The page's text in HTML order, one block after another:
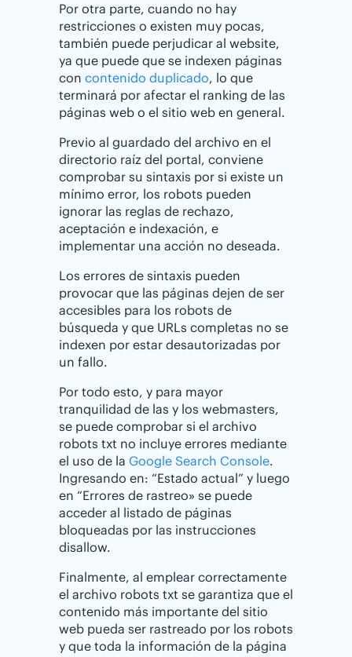
Por otra parte, cuando no hay
restricciones o existen muy pocas,
también puede perjudicar al website,
ya que puede que se indexen páginas
con contenido duplicado, lo que
terminará por afectar el ranking de las
páginas web o el sitio web en general.
Previo al guardado del archivo en el
directorio raíz del portal, conviene
comprobar su sintaxis por si existe un
mínimo error, los robots pueden
ignorar las reglas de rechazo,
aceptación e indexación, e
implementar una acción no deseada.
Los errores de sintaxis pueden
provocar que las páginas dejen de ser
accesibles para los robots de
búsqueda y que URLs completas no se
indexen por estar desautorizadas por
un fallo.
Por todo esto, y para mayor
tranquilidad de las y los webmasters,
se puede comprobar si el archivo
robots txt no incluye errores mediante
el uso de la Google Search Console.
Ingresando en: “Estado actual” y luego
en “Errores de rastreo» se puede
acceder al listado de páginas
bloqueadas por las instrucciones
disallow.
Finalmente, al emplear correctamente
el archivo robots txt se garantiza que el
contenido más importante del sitio
web pueda ser rastreado por los robots
y que toda la información de la página